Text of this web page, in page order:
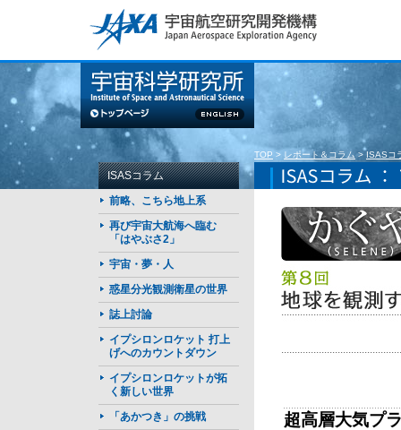
このページの本文へ
TOP > レポート＆コラム > ISASコ
超高層大気プ
ISASコラム
前略、こちら地上系
再び宇宙大航海へ臨む
「はやぶさ2」
宇宙・夢・人
惑星分光観測衛星の世界
誌上討論
イプシロンロケット 打上
げへのカウントダウン
イプシロンロケットが拓
く新しい世界
「あかつき」の挑戦